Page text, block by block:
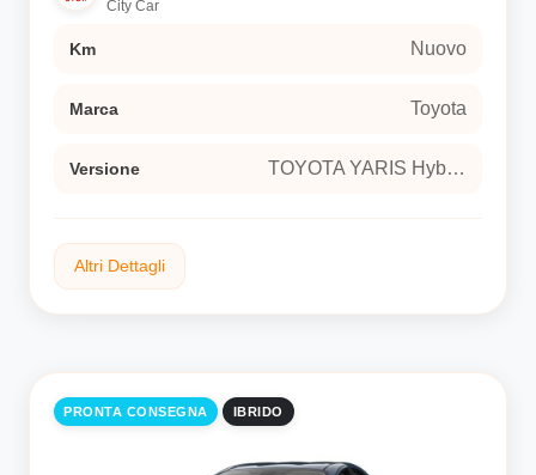
City Car
Km Nuovo
Marca Toyota
Versione TOYOTA YARIS Hybrid 115 Icon Hatchback 5-door (Euro 6E)
Altri Dettagli
door (Euro 6E)
PRONTA CONSEGNA IBRIDO
Tipo carburante